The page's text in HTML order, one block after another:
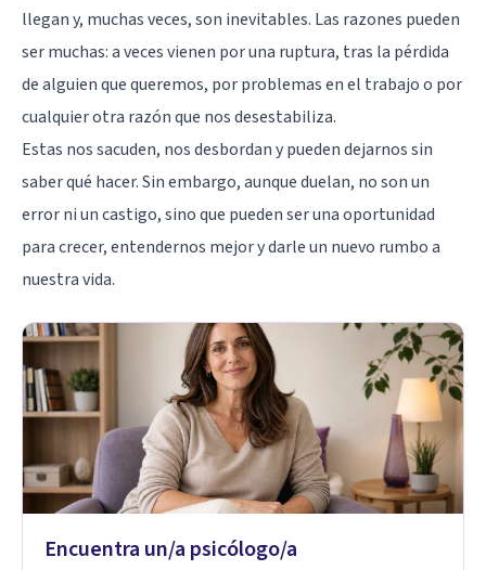
llegan y, muchas veces, son inevitables. Las razones pueden
ser muchas: a veces vienen por una ruptura, tras la pérdida
de alguien que queremos, por problemas en el trabajo o por
cualquier otra razón que nos desestabiliza.
Estas nos sacuden, nos desbordan y pueden dejarnos sin
saber qué hacer. Sin embargo, aunque duelan, no son un
error ni un castigo, sino que pueden ser una oportunidad
para crecer, entendernos mejor y darle un nuevo rumbo a
nuestra vida.
Encuentra un/a psicólogo/a